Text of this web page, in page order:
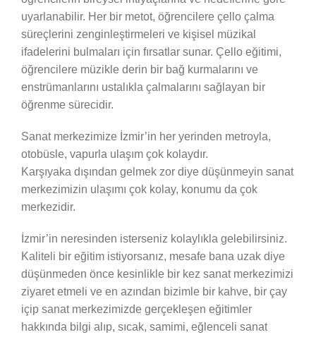
uyarlanabilir. Her bir metot, öğrencilere çello çalma
süreçlerini zenginleştirmeleri ve kişisel müzikal
ifadelerini bulmaları için fırsatlar sunar. Çello eğitimi,
öğrencilere müzikle derin bir bağ kurmalarını ve
enstrümanlarını ustalıkla çalmalarını sağlayan bir
öğrenme sürecidir.
Sanat merkezimize İzmir’in her yerinden metroyla,
otobüsle, vapurla ulaşım çok kolaydır.
Karşıyaka dışından gelmek zor diye düşünmeyin sanat
merkezimizin ulaşımı çok kolay, konumu da çok
merkezidir.
İzmir’in neresinden isterseniz kolaylıkla gelebilirsiniz.
Kaliteli bir eğitim istiyorsanız, mesafe bana uzak diye
düşünmeden önce kesinlikle bir kez sanat merkezimizi
ziyaret etmeli ve en azından bizimle bir kahve, bir çay
içip sanat merkezimizde gerçekleşen eğitimler
hakkında bilgi alıp, sıcak, samimi, eğlenceli sanat